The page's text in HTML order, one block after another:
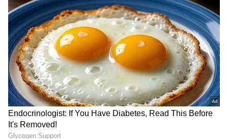
Image Credit : Asianet News
ಧನು ರಾಶಿ
ಕೆಲಸ ಮಾಡುವ ಜನರು ಹೆಚ್ಚಿದ ಖರ್ಚುಗಳಿಂದ
ತೊಂದರೆಗೊಳಗಾಗುತ್ತಾರೆ. ಅವರು ತಮ್ಮ ಸಾಲದ
ಕಂತುಗಳನ್ನು ಸಮಯಕ್ಕೆ ಸರಿಯಾಗಿ ಮರುಪಾವತಿಸಲು
ಸಾಧ್ಯವಾಗದಿರಬಹುದು. ಈ ಸಮಯದಲ್ಲಿ ಪ್ರಯಾಣಿಸಲು
ಯೋಜಿಸುವವರು ಗಂಭೀರ ಆರೋಗ್ಯ ಸಮಸ್ಯೆಗಳನ್ನು
ಎದುರಿಸಬೇಕಾಗುತ್ತದೆ. ಇದನ್ನೂ ಓದಿ - ಸಂಖ್ಯಾಶಾಸ್ತ್ರ: ನೀವು